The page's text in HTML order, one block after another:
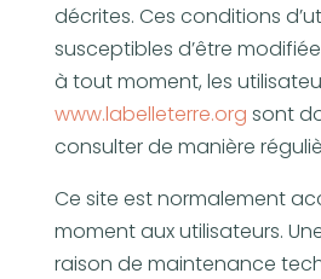
décrites. Ces conditions
susceptibles d’être
à tout moment, les
www.labelleterre.org sont
consulter de manière
Ce site est normalement
moment aux utilisateurs.
raison de maintenance